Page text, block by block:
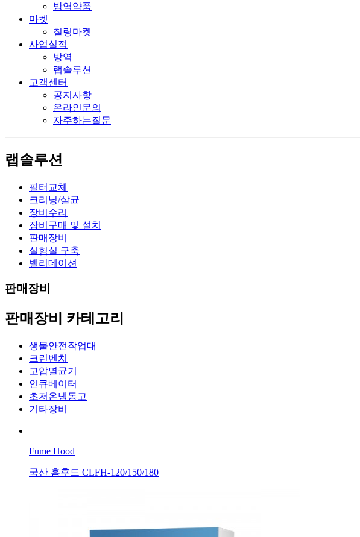
방역약품
마켓
칠링마켓
사업실적
방역
랩솔루션
고객센터
공지사항
온라인문의
자주하는질문
랩솔루션
필터교체
크리닝/살균
장비수리
장비구매 및 설치
판매장비
실험실 구축
밸리데이션
판매장비
판매장비 카테고리
생물안전작업대
크린벤치
고압멸균기
인큐베이터
초저온냉동고
기타장비
Fume Hood
국산 흄후드 CLFH-120/150/180